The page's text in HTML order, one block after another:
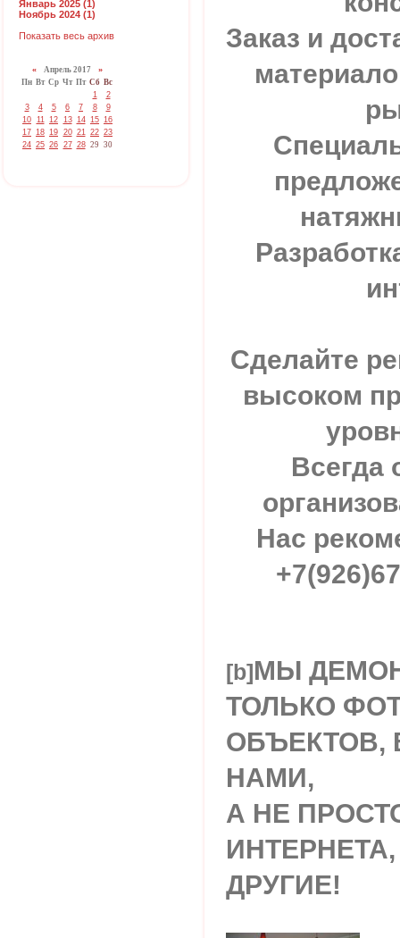
Январь 2025 (1)
Ноябрь 2024 (1)
Показать весь архив
«Апрель 2017 »
Пн Вт Ср Чт Пт Сб Вс
1
2
3
4 5 6 7 8
9
10 11 12 13 14 15 16
17 18 19 20 21 22 23
24 25 26 27 28 29 30
Заказ и
Сделайте
высоком
Всегда
Нас
[b]МЫ
ТОЛЬКО
НАМИ,
А НЕ
ДРУГИЕ!